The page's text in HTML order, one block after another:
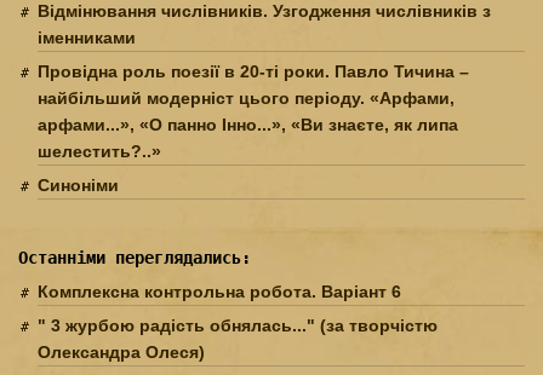
Відмінювання числівників. Узгодження числівників з
іменниками
Провідна роль поезії в 20-ті роки. Павло Тичина –
найбільший модерніст цього періоду. «Арфами,
арфами...», «О панно Інно...», «Ви знаєте, як липа
шелестить?..»
Синоніми
Останніми переглядались:
Комплексна контрольна робота. Варіант 6
" 3 журбою радість обнялась..." (за творчістю
Олександра Олеся)